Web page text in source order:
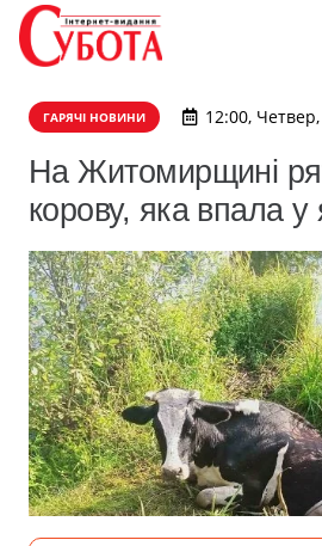
ГАРЯЧІ НОВИНИ 12:00,
На Житомирщині
корову, яка впала у